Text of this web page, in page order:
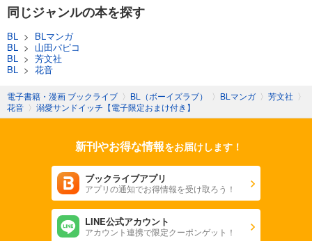
同じジャンルの本を探す
BL > BLマンガ
BL
> 山田パピコ
BL
> 芳文社
BL
> 花音
電子書籍・漫画 ブックライブ 〉 BL（ボーイズラブ） 〉 BLマンガ 〉 芳文社 〉
花音 〉 溺愛サンドイッチ【電子限定おまけ付き】
新刊やお得な情報をお届けします！
ブックライブアプリ
アプリの通知でお得情報を受け取ろう！
LINE公式アカウント
アカウント連携で限定クーポンゲット！